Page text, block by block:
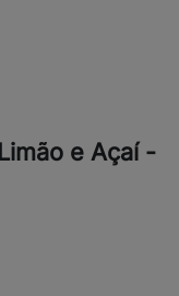
e Açaí -